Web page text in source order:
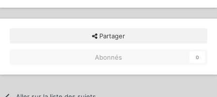
Partager
Abonnés 0